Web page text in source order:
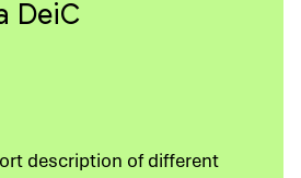
DeiC
description of different